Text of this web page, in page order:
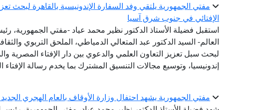
مفتي الجمهورية يلتقي وفد السفارة الإندونيسية بالقاهرة لبحث
الإفتائي في جنوب شرق آسيا
استقبل فضيلة الأستاذ الدكتور نظير محمد عياد -مفتي الجمهورية،
العالم- السيد الدكتور عبد المتعالي الدمياطي، الملحق التربوي
لبحث سبل تعزيز التعاون العلمي والدعوي بين دار الإفتاء المصرية
إندونيسيا، وتوسيع مجالات التنسيق المشترك بما يخدم رسالة
مفتي الجمهورية يشهد احتفال وزارة الأوقاف بالعام الهجري الجديد 1448هـ